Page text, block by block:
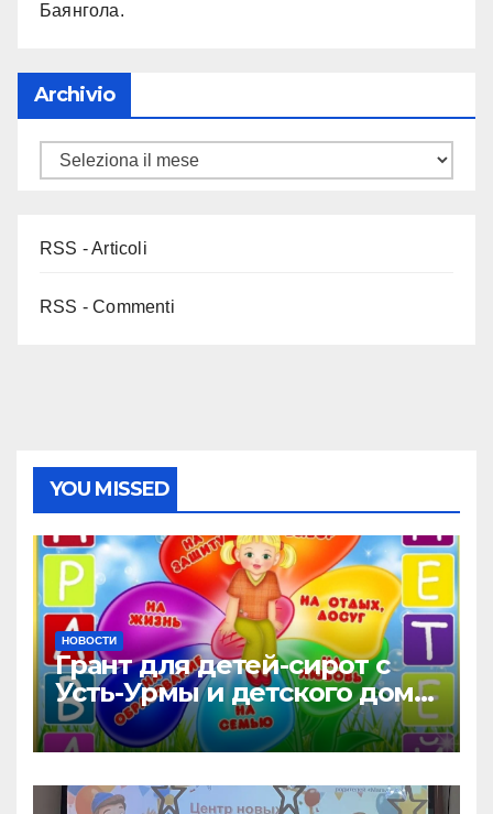
Баянгола.
Archivio
RSS - Articoli
RSS - Commenti
YOU MISSED
НОВОСТИ
Грант для детей-сирот с
Усть-Урмы и детского дома
“Малышок”